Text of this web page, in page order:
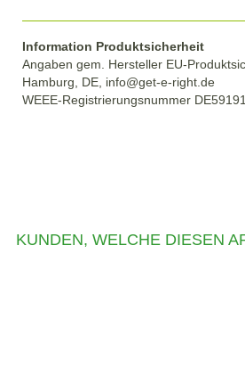
Information Produktsicherheit
Angaben gem. Hersteller EU-
Hamburg, DE, info@get-e-right.de
WEEE-Registrierungsnummer
KUNDEN, WELCHE DIESEN